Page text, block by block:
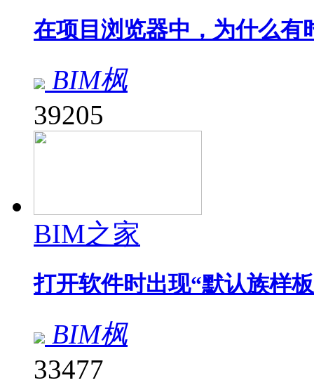
在项目浏览器中，为什么有
BIM枫
39205
BIM之家
打开软件时出现“默认族样
BIM枫
33477